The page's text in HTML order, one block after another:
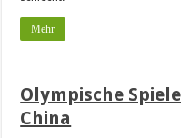
Mehr
Olympische
China